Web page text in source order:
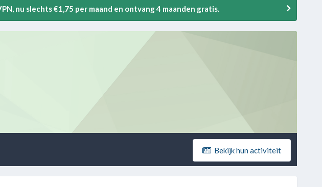
nu slechts €1,75 per maand en ontvang 4 maanden gratis.
Bekijk hun activiteit